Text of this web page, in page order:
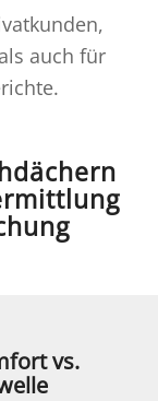
auch für
vs.